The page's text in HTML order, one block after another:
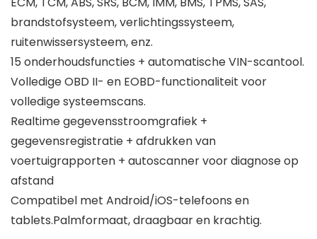
brandstofsysteem, verlichtingssysteem,
ruitenwissersysteem, enz.
15 onderhoudsfuncties + automatische VIN-scantool.
Volledige OBD II- en EOBD-functionaliteit voor
volledige systeemscans.
Realtime gegevensstroomgrafiek +
gegevensregistratie + afdrukken van
voertuigrapporten + autoscanner voor diagnose op
afstand
Compatibel met Android/iOS-telefoons en
tablets.Palmformaat, draagbaar en krachtig.